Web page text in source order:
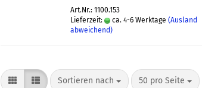
Art.Nr.: 1100.153
Lieferzeit:
ca. 4-6 Werktage (Ausland
abweichend)
Sortieren nach 50 pro Seite